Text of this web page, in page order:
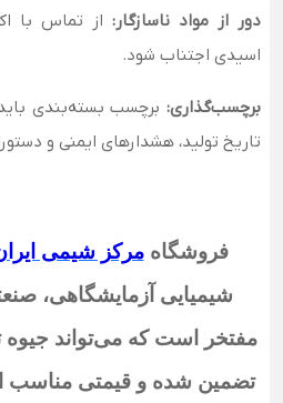
دور از مواد ناسازگار: از تماس با
اسیدی اجتناب شود.
برچسب‌گذاری: برچسب بسته‌بندی
تاریخ تولید، هشدارهای ایمنی و
فروشگاه مرکز شیمی
شیمیایی آزمایشگاهی،
مفتخر است که می‌تواند جیوه
تضمین شده و قیمتی مناسب از